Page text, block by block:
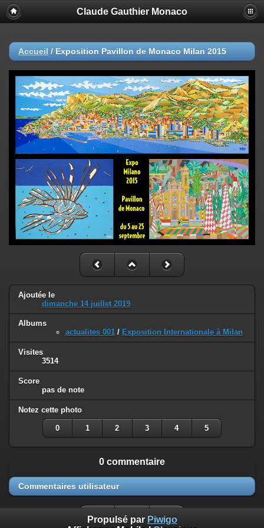
Claude Gauthier Monaco
Accueil / Exposition Pavillon de Monaco Milan 2015
Ajoutée le
dimanche 14 juillet 2019
Albums
actualites 001 / Exposition Internationale à Milan
Visites
3514
Score
pas de note
Notez cette photo
0 1 2 3 4 5
0 commentaire
Commentaires utilisateur
Propulsé par Piwigo